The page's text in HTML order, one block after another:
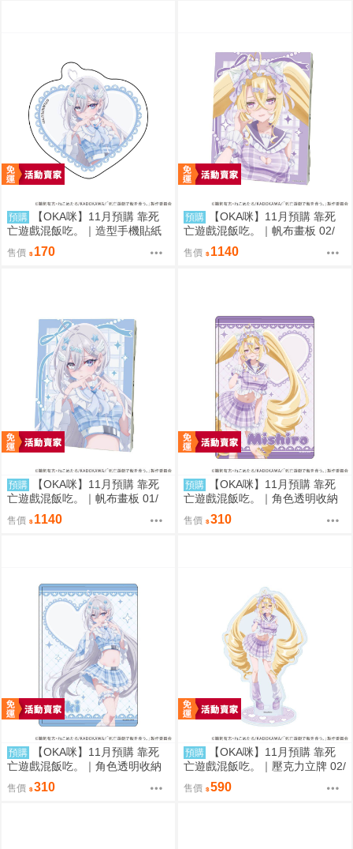
預購
【OKA咪】11月預購 靠死
亡遊戲混飯吃。｜造型手機貼紙
01/ (新繪插畫) (幽鬼)
售價 170
預購
【OKA咪】11月預購 靠死
亡遊戲混飯吃。｜帆布畫板 02/
(新繪插畫) (御城)
售價 1140
預購
【OKA咪】11月預購 靠死
亡遊戲混飯吃。｜帆布畫板 01/
(新繪插畫) (幽鬼)
售價 1140
預購
【OKA咪】11月預購 靠死
亡遊戲混飯吃。｜角色透明收納
夾 02/ (新繪插畫) (御城)
售價 310
預購
【OKA咪】11月預購 靠死
亡遊戲混飯吃。｜角色透明收納
夾 01/ (新繪插畫) (幽鬼)
售價 310
預購
【OKA咪】11月預購 靠死
亡遊戲混飯吃。｜壓克力立牌 02/
A(新繪插畫) (御城)
售價 590